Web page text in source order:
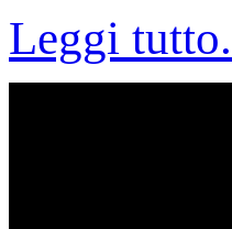
Leggi